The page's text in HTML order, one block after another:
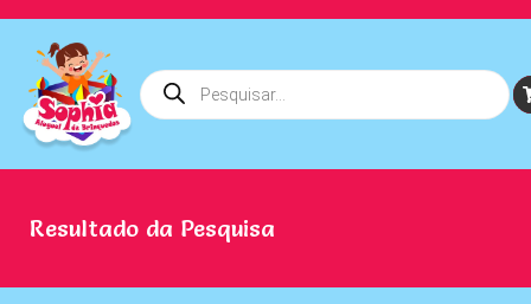
Resultado da Pesquisa